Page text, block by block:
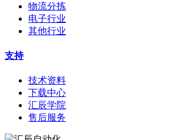
物流分拣
电子行业
其他行业
支持
技术资料
下载中心
汇辰学院
售后服务